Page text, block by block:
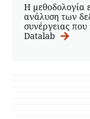
Η μεθοδολογία
ανάλυση των
συνέργειας
Datalab